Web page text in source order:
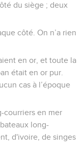
du siège ; deux
côté. On n’a rien
en or, et toute la
était en or pur.
cas à l’époque
courriers en mer
long-
d'ivoire, de singes